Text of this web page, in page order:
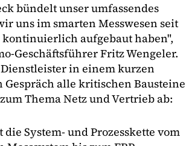
bündelt unser umfassendes
uns im smarten Messwesen seit
kontinuierlich aufgebaut haben",
Geschäftsführer Fritz Wengeler.
in einem kurzen
alle kritischen Bausteine
Thema Netz und Vertrieb ab:
System- und Prozesskette vom